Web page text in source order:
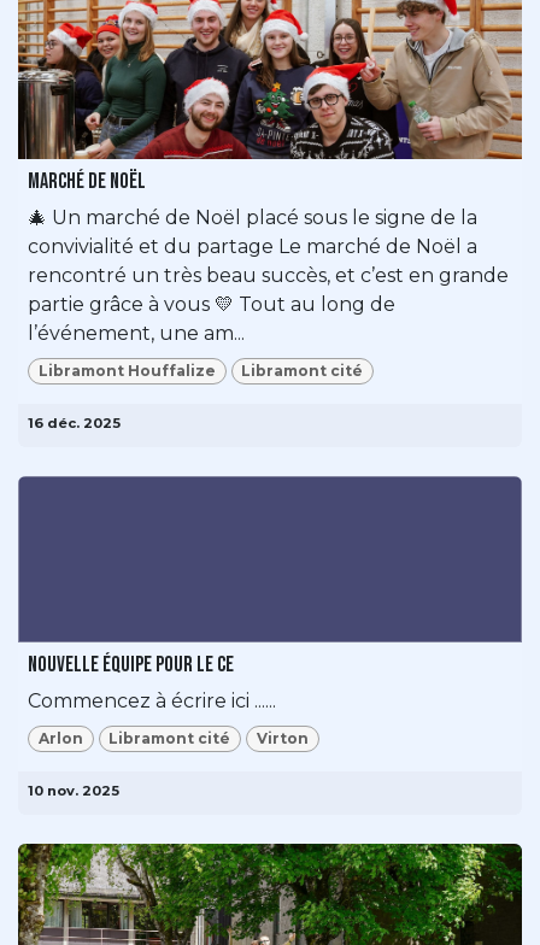
Marché de Noël
🎄 Un marché de Noël placé sous le signe de la
convivialité et du partage Le marché de Noël a
rencontré un très beau succès, et c’est en grande
partie grâce à vous 💛 Tout au long de
l’événement, une am...
Libramont Houffalize Libramont cité
16 déc. 2025
Nouvelle équipe pour le CE
Commencez à écrire ici ......
Arlon Libramont cité Virton
10 nov. 2025